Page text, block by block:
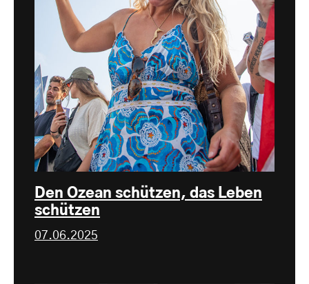
Den Ozean schützen, das Leben
schützen
07.06.2025